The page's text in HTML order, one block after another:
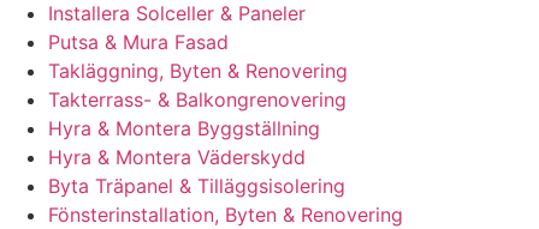
Installera Solceller & Paneler
Putsa & Mura Fasad
Takläggning, Byten & Renovering
Takterrass- & Balkongrenovering
Hyra & Montera Byggställning
Hyra & Montera Väderskydd
Byta Träpanel & Tilläggsisolering
Fönsterinstallation, Byten & Renovering